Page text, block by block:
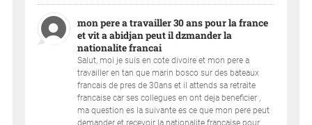
mon pere a travailler 30 ans pour la france
et vit a abidjan peut il dzmander la
nationalite francai
Salut, moi je suis en cote divoire et mon pere a
travailler en tan que marin bosco sur des bateaux
francais de pres de 30ans et il attends sa retraite
francaise car ses collegues en ont deja beneficier ,
ma question es la suivante es ce que mon pere peut
demander et recevoir la nationalite francaise pour